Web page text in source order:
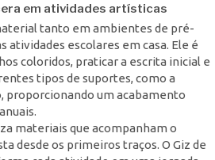
em atividades artísticas
tanto em ambientes de pré-
atividades escolares em casa. Ele é
coloridos, praticar a escrita inicial e
tipos de suportes, como a
proporcionando um acabamento
materiais que acompanham o
desde os primeiros traços. O Giz de